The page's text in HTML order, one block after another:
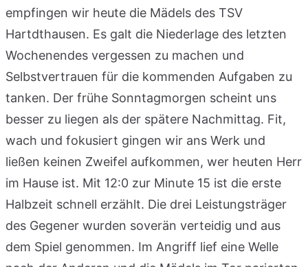
empfingen wir heute die Mädels des TSV
Hartdthausen. Es galt die Niederlage des letzten
Wochenendes vergessen zu machen und
Selbstvertrauen für die kommenden Aufgaben zu
tanken. Der frühe Sonntagmorgen scheint uns
besser zu liegen als der spätere Nachmittag. Fit,
wach und fokusiert gingen wir ans Werk und
ließen keinen Zweifel aufkommen, wer heuten Herr
im Hause ist. Mit 12:0 zur Minute 15 ist die erste
Halbzeit schnell erzählt. Die drei Leistungsträger
des Gegener wurden soverän verteidig und aus
dem Spiel genommen. Im Angriff lief eine Welle